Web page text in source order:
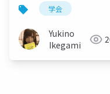
学会
Yukino
Ikegami